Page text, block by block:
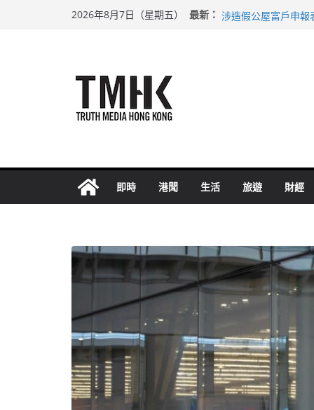
2026年8月7日（星期五） 最新： 巴士非禮女學生 六
即時 港聞 生活 旅遊 財經